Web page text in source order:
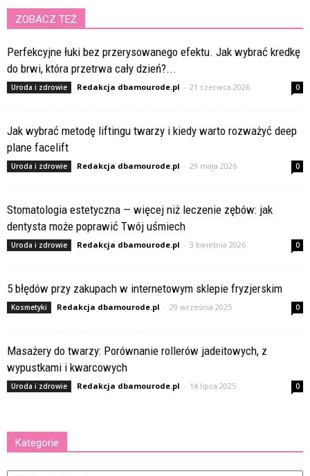
ZOBACZ TEŻ
Perfekcyjne łuki bez przerysowanego efektu. Jak wybrać kredkę
do brwi, która przetrwa cały dzień?...
Uroda i zdrowie Redakcja dbamourode.pl - 21 czerwca 2026 0
Jak wybrać metodę liftingu twarzy i kiedy warto rozważyć deep
plane facelift
Uroda i zdrowie Redakcja dbamourode.pl - 29 maja 2026 0
Stomatologia estetyczna — więcej niż leczenie zębów: jak
dentysta może poprawić Twój uśmiech
Uroda i zdrowie Redakcja dbamourode.pl - 3 kwietnia 2026 0
5 błędów przy zakupach w internetowym sklepie fryzjerskim
Kosmetyki Redakcja dbamourode.pl - 29 września 2025 0
Masażery do twarzy: Porównanie rollerów jadeitowych, z
wypustkami i kwarcowych
Uroda i zdrowie Redakcja dbamourode.pl - 14 lipca 2025 0
Kategorie
Kategorie